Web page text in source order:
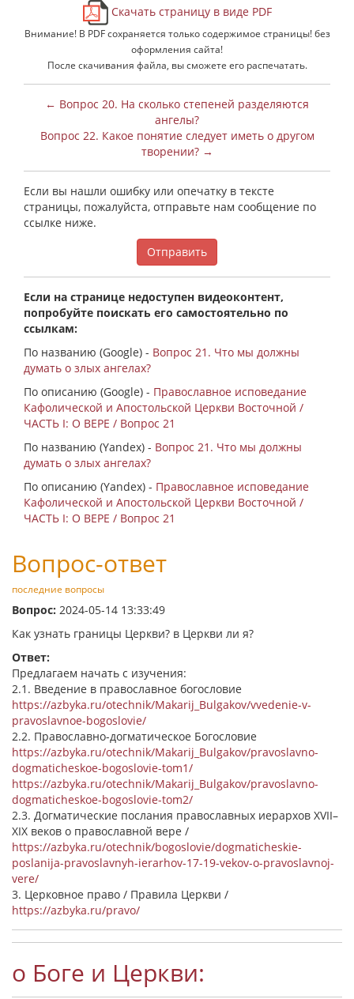
Скачать страницу в виде PDF
Внимание! В PDF сохраняется только содержимое страницы! без
оформления сайта!
После скачивания файла, вы сможете его распечатать.
← Вопрос 20. На сколько степеней разделяются
ангелы?
Вопрос 22. Какое понятие следует иметь о другом
творении? →
Если вы нашли ошибку или опечатку в тексте
страницы, пожалуйста, отправьте нам сообщение по
ссылке ниже.
Отправить
Если на странице недоступен видеоконтент,
попробуйте поискать его самостоятельно по
ссылкам:
По названию (Google) - Вопрос 21. Что мы должны
думать о злых ангелах?
По описанию (Google) - Православное исповедание
Кафолической и Апостольской Церкви Восточной /
ЧАСТЬ I: О ВЕРЕ / Вопрос 21
По названию (Yandex) - Вопрос 21. Что мы должны
думать о злых ангелах?
По описанию (Yandex) - Православное исповедание
Кафолической и Апостольской Церкви Восточной /
ЧАСТЬ I: О ВЕРЕ / Вопрос 21
Вопрос-ответ
последние вопросы
Вопрос: 2024-05-14 13:33:49
Как узнать границы Церкви? в Церкви ли я?
Ответ:
Предлагаем начать с изучения:
2.1. Введение в православное богословие
https://azbyka.ru/otechnik/Makarij_Bulgakov/vvedenie-v-
pravoslavnoe-bogoslovie/
2.2. Православно-догматическое Богословие
https://azbyka.ru/otechnik/Makarij_Bulgakov/pravoslavno-
dogmaticheskoe-bogoslovie-tom1/
https://azbyka.ru/otechnik/Makarij_Bulgakov/pravoslavno-
dogmaticheskoe-bogoslovie-tom2/
2.3. Догматические послания православных иерархов XVII–
XIX веков о православной вере /
https://azbyka.ru/otechnik/bogoslovie/dogmaticheskie-
poslanija-pravoslavnyh-ierarhov-17-19-vekov-o-pravoslavnoj-
vere/
3. Церковное право / Правила Церкви /
https://azbyka.ru/pravo/
о Боге и Церкви: